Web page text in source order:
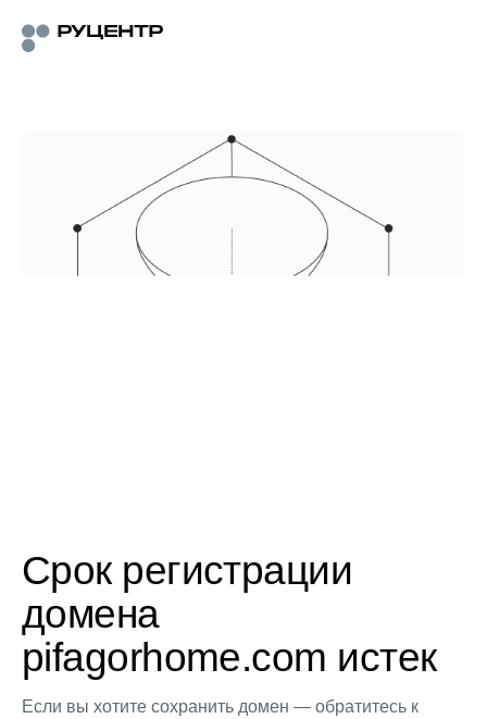
Срок регистрации
домена
pifagorhome.com истек
Если вы хотите сохранить домен — обратитесь к